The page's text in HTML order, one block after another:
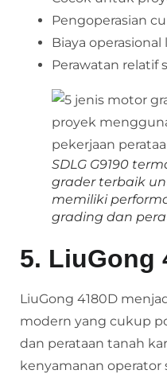
Pengoperasian
Biaya
Perawatan relatif
SDLG G9190
grader terbaik
memiliki
grading dan
5. LiuGong
LiuGong 4180D
modern yang cukup
dan perataan tanah
kenyamanan operator